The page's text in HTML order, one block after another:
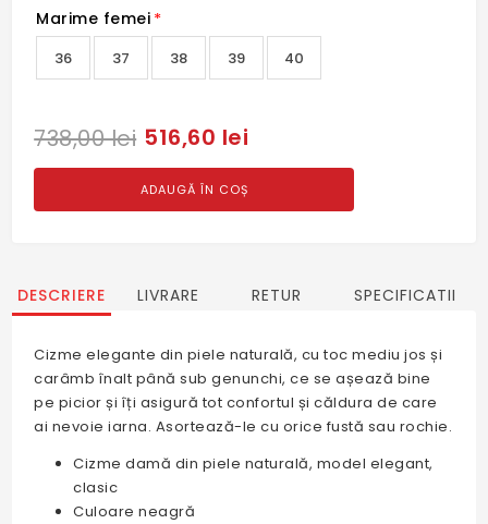
Marime femei *
36 37 38 39 40
738,00 lei 516,60 lei
ADAUGĂ ÎN COȘ
DESCRIERE LIVRARE RETUR SPECIFICATII
Cizme elegante din piele naturală, cu toc mediu jos și
carâmb înalt până sub genunchi, ce se așează bine
pe picior și îți asigură tot confortul și căldura de care
ai nevoie iarna. Asortează-le cu orice fustă sau rochie.
Cizme damă din piele naturală, model elegant,
clasic
Culoare neagră